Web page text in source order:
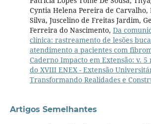
Cyntia Helena Pereira de
Silva, Juscelino de Freitas Jardim,
Ferreira do Nascimento, Da
clínica: rastreamento de lesões
atendimento a pacientes com
Caderno Impacto em Extensão: v. 5
do XVIII ENEX - Extensão
Transformando Realidades e
Artigos Semelhantes